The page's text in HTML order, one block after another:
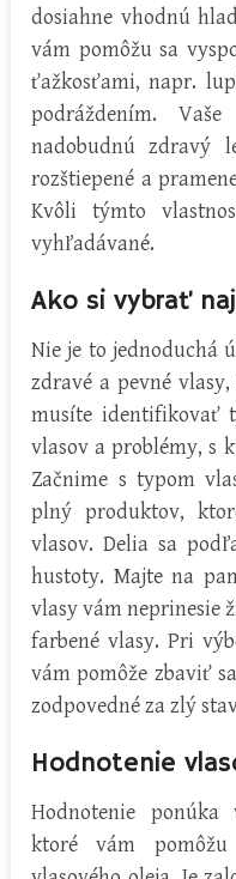
dosiahne vhodnú
vám pomôžu sa
ťažkosťami, napr.
podráždením.
nadobudnú zdravý
rozštiepené a
Kvôli týmto
vyhľadávané.
Ako si vybrať
Nie je to jednoduchá
zdravé a pevné
musíte identifikovať
vlasov a problémy, s
Začnime s typom
plný produktov,
vlasov. Delia sa
hustoty. Majte na
vlasy vám neprinesie
farbené vlasy. Pri
vám pomôže zbaviť
zodpovedné za zlý
Hodnotenie
Hodnotenie ponúka
ktoré vám